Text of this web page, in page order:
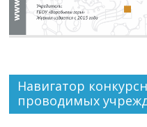
Навигатор
проводимых